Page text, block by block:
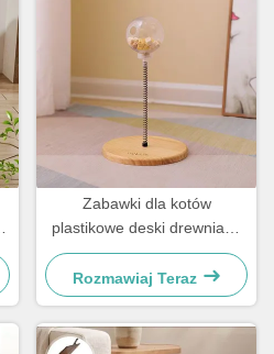
Zabawki dla kotów
plastikowe deski drewniane
dla małych psów i kotów
proste i praktyczne
Rozmawiaj Teraz